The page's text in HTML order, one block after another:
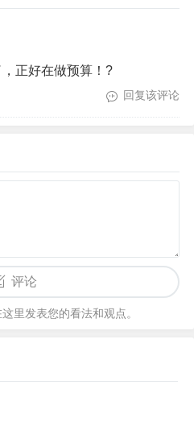
正好在做预算！?
回复该评论
评论
里发表您的看法和观点。